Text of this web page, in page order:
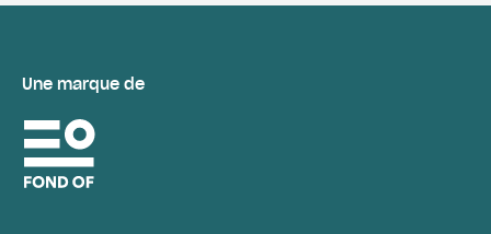
Une marque de